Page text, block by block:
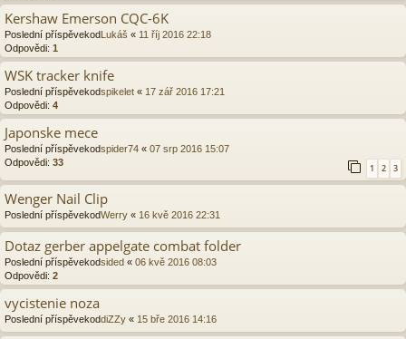
Kershaw Emerson CQC-6K
Poslední příspěvekodLukáš « 11 říj 2016 22:18
Odpovědi: 1
WSK tracker knife
Poslední příspěvekodspikelet « 17 zář 2016 17:21
Odpovědi: 4
Japonske mece
Poslední příspěvekodspider74 « 07 srp 2016 15:07
Odpovědi: 33
1 2 3
Wenger Nail Clip
Poslední příspěvekodWerry « 16 kvě 2016 22:31
Dotaz gerber appelgate combat folder
Poslední příspěvekodsided « 06 kvě 2016 08:03
Odpovědi: 2
vycistenie noza
Poslední příspěvekoddiZZy « 15 bře 2016 14:16